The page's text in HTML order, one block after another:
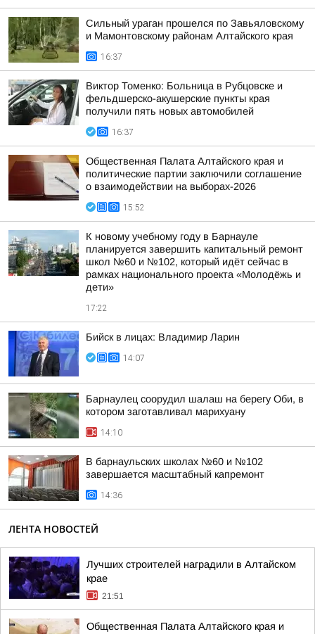
Сильный ураган прошелся по Завьяловскому
и Мамонтовскому районам Алтайского края
16:37
Виктор Томенко: Больница в Рубцовске и
фельдшерско-акушерские пункты края
получили пять новых автомобилей
16:37
Общественная Палата Алтайского края и
политические партии заключили соглашение
о взаимодействии на выборах-2026
15:52
К новому учебному году в Барнауле
планируется завершить капитальный ремонт
школ №60 и №102, который идёт сейчас в
рамках национального проекта «Молодёжь и
дети»
17:22
Бийск в лицах: Владимир Ларин
14:07
Барнаулец соорудил шалаш на берегу Оби, в
котором заготавливал марихуану
14:10
В барнаульских школах №60 и №102
завершается масштабный капремонт
14:36
ЛЕНТА НОВОСТЕЙ
Лучших строителей наградили в Алтайском
крае
21:51
Общественная Палата Алтайского края и